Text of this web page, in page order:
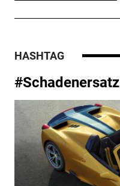
HASHTAG
#Schadenersatz